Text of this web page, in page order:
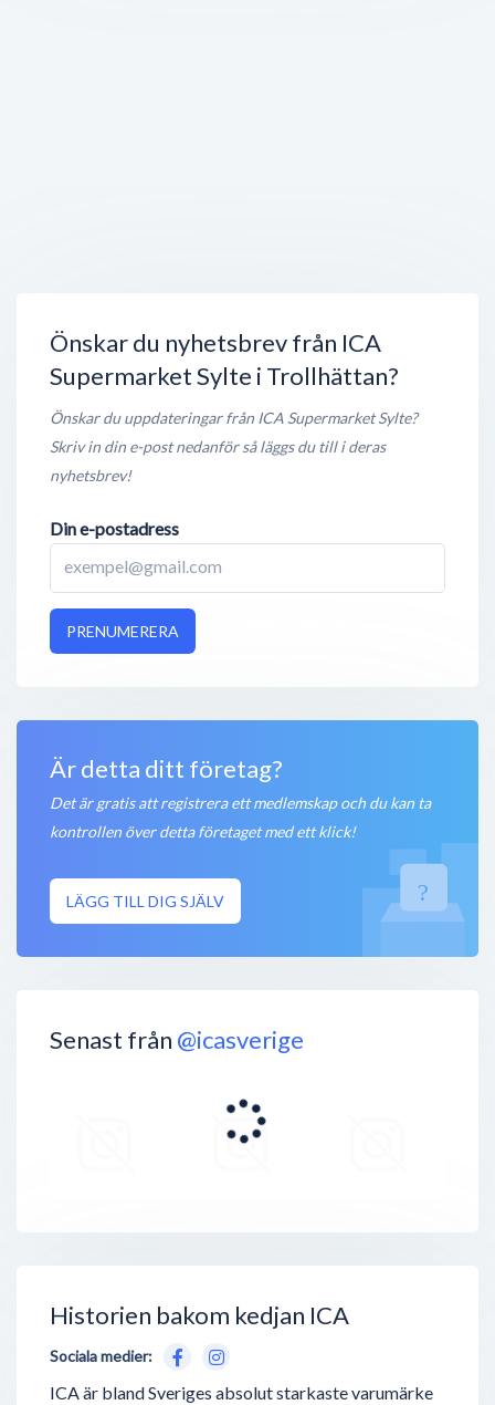
Önskar du nyhetsbrev från ICA
Supermarket Sylte i Trollhättan?
Önskar du uppdateringar från ICA Supermarket Sylte?
Skriv in din e-post nedanför så läggs du till i deras
nyhetsbrev!
Din e-postadress
PRENUMERERA
Är detta ditt företag?
Det är gratis att registrera ett medlemskap och du kan ta
kontrollen över detta företaget med ett klick!
LÄGG TILL DIG SJÄLV
Senast från @icasverige
Historien bakom kedjan ICA
Sociala medier:
ICA är bland Sveriges absolut starkaste varumärke